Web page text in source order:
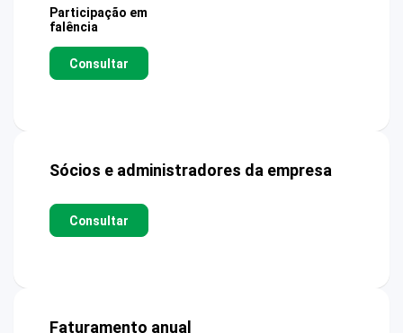
Participação em
falência
Consultar
Sócios e administradores da empresa
Consultar
Faturamento anual